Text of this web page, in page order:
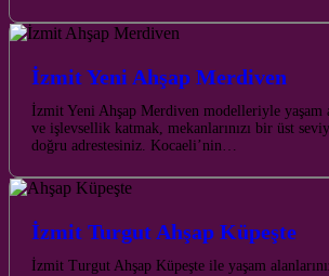
İzmit Yeni Ahşap Merdiven
İzmit Yeni Ahşap Merdiven modelleriyle yaşam
ve işlevsellik katmak, mekanlarınızı bir üst
doğru adrestesiniz. Kocaeli’nin…
İzmit Turgut Ahşap Küpeşte
İzmit Turgut Ahşap Küpeşte ile yaşam